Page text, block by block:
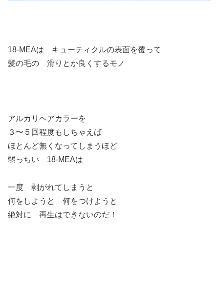
18-MEAは キューティクルの表面を覆って
髪の毛の 滑りとか良くするモノ
アルカリヘアカラーを
３〜５回程度もしちゃえば
ほとんど無くなってしまうほど
弱っちい 18-MEAは
一度 剥がれてしまうと
何をしようと 何をつけようと
絶対に 再生はできないのだ！